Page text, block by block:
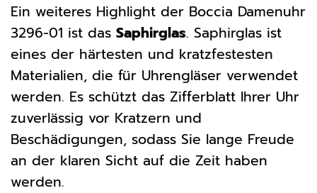
Ein weiteres Highlight der Boccia Damenuhr
3296-01 ist das Saphirglas. Saphirglas ist
eines der härtesten und kratzfestesten
Materialien, die für Uhrengläser verwendet
werden. Es schützt das Zifferblatt Ihrer Uhr
zuverlässig vor Kratzern und
Beschädigungen, sodass Sie lange Freude
an der klaren Sicht auf die Zeit haben
werden.